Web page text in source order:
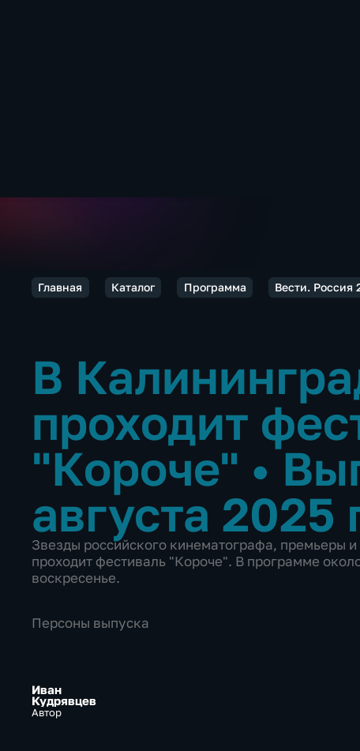
Главная Каталог Программа Вести. Россия
В
проходит
"Короче" •
августа 2025
Звезды российского кинематографа, премьеры
проходит фестиваль "Короче". В программе
воскресенье.
Персоны выпуска
Иван
Кудрявцев
Автор